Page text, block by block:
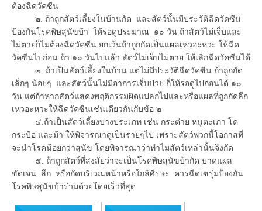
ต้องฉีดวัคซีน
๒. ถ้าถูกสัตว์เลี้ยงในบ้านกัด และสัตว์นั้นมีประวัติฉีดวัคซีน
ป้องกันโรคพิษสุนัขบ้า ให้รอดูประมาณ ๑๐ วัน ถ้าสัตว์ไม่เจ็บและ
ไม่ตายก็ไม่ต้องฉีดวัคซีน ยกเว้นถ้าถูกกัดเป็นแผลเหวอะหวะ ให้ฉีด
วัคซีนไปก่อน ถ้า ๑๐ วันไปแล้ว สัตว์ไม่เจ็บไม่ตาย ให้เลิกฉีดวัคซีนได้
๓. ถ้าเป็นสัตว์เลี้ยงในบ้าน แต่ไม่มีประวัติฉีดวัคซีน ถ้าถูกกัด
เล็กๆ น้อยๆ และสัตว์นั้นไม่มีอาการเจ็บป่วย ก็ให้รอดูไปก่อนได้ ๑๐
วัน แต่ถ้าหากสัตว์แสดงพฤติกรรมผิดแปลกไปและหรือแผลที่ถูกกัดลึก
เหวอะหวะให้ฉีดวัคซีนเช่นเดียวกันกับข้อ ๒
๔.ถ้าเป็นสัตว์เลี้ยงบางประเภท เช่น กระต่าย หนูตะเภา โค
กระบือ และม้า ให้พิจารณาดูเป็นรายๆไป เพราะสัตว์พวกนี้โอกาสที่
จะนำโรคน้อยกว่าสุนัข โดยพิจารณาว่าทำไมสัตว์เหล่านั้นจึงกัด
๕. ถ้าถูกสัตว์ที่สงสัยว่าจะเป็นโรคพิษสุนัขบ้ากัด บาดแผล
ชัดเจน ลึก หรือกัดบริเวณหน้าหรือใกล้ศีรษะ ควรฉีดเซรุ่มป้องกัน
โรคพิษสุนัขบ้าร่วมด้วยโดยเร็วที่สุด